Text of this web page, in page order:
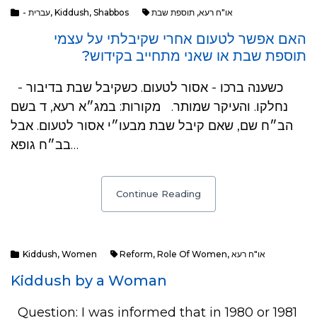
- עברית, Kiddush, Shabbos או"ח רעא, תוספת שבת
האם אפשר לטעום אחרי שקיבלתי על עצמי
תוספת שבת או שאני מתחייב בקידוש?
נחלקו. והעיקר שמותר. מקורות: במג״א רעא, ד בשם
הב״ח שם, שאם קיבל שבת מבעו״י אסור לטעום. אבל
בב״ח גופא…
Continue Reading
Kiddush, Women Reform, Role Of Women, או"ח רעא
Kiddush by a Woman
Question: I was informed that in 1980 or 1981